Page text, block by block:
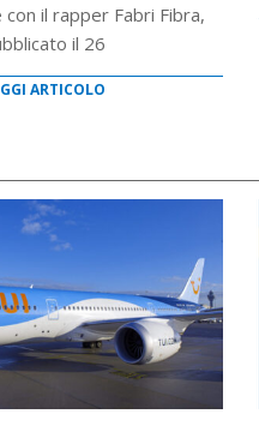
il rapper Fabri Fibra,
il 26
ARTICOLO